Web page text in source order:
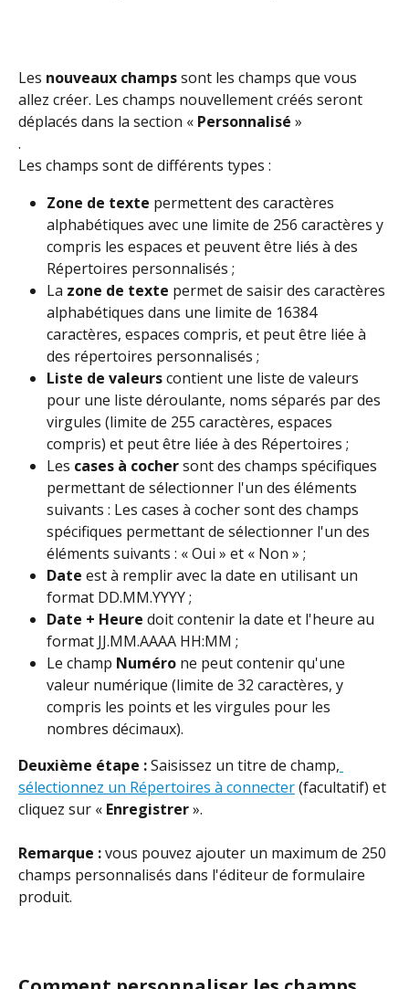
Les nouveaux champs sont les champs que vous
allez créer. Les champs nouvellement créés seront
déplacés dans la section « Personnalisé »
.
Les champs sont de différents types :
Zone de texte permettent des caractères
alphabétiques avec une limite de 256 caractères y
compris les espaces et peuvent être liés à des
Répertoires personnalisés ;
La zone de texte permet de saisir des caractères
alphabétiques dans une limite de 16384
caractères, espaces compris, et peut être liée à
des répertoires personnalisés ;
Liste de valeurs contient une liste de valeurs
pour une liste déroulante, noms séparés par des
virgules (limite de 255 caractères, espaces
compris) et peut être liée à des Répertoires ;
Les cases à cocher sont des champs spécifiques
permettant de sélectionner l'un des éléments
suivants : Les cases à cocher sont des champs
spécifiques permettant de sélectionner l'un des
éléments suivants : « Oui » et « Non » ;
Date est à remplir avec la date en utilisant un
format DD.MM.YYYY ;
Date + Heure doit contenir la date et l'heure au
format JJ.MM.AAAA HH:MM ;
Le champ Numéro ne peut contenir qu'une
valeur numérique (limite de 32 caractères, y
compris les points et les virgules pour les
nombres décimaux).
Deuxième étape : Saisissez un titre de champ,
sélectionnez un Répertoires à connecter (facultatif) et
cliquez sur « Enregistrer ».
Remarque : vous pouvez ajouter un maximum de 250
champs personnalisés dans l'éditeur de formulaire
produit.